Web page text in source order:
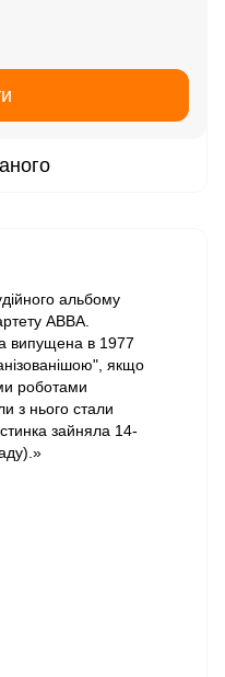
альбому
ABBA.
випущена в 1977
якщо
роботами
з нього стали
зайняла 14-